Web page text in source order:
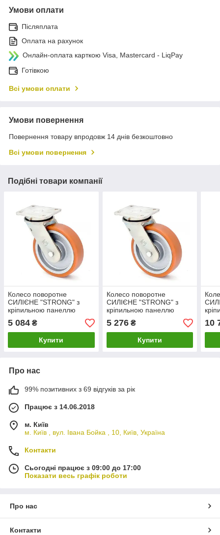
Умови оплати
Післяплата
Оплата на рахунок
Онлайн-оплата карткою Visa, Mastercard - LiqPay
Готівкою
Всі умови оплати
Умови повернення
Повернення товару впродовж 14 днів безкоштовно
Всі умови повернення
Подібні товари компанії
Колесо поворотне
СИЛІЄНЕ "STRONG" з
кріпильною панеллю
4502-STR-125-В
5 084 ₴
Купити
Колесо поворотне
СИЛІЄНЕ "STRONG" з
кріпильною панеллю
4502-STR-150-В
5 276₴
Купити
10
Про нас
99% позитивних з 69 відгуків за рік
Працює з 14.06.2018
м. Київ
м. Київ , вул. Івана Бойка , 10, Київ, Україна
Контакти
Сьогодні працює з 09:00 до 17:00
Показати весь графік роботи
Про нас
Контакти